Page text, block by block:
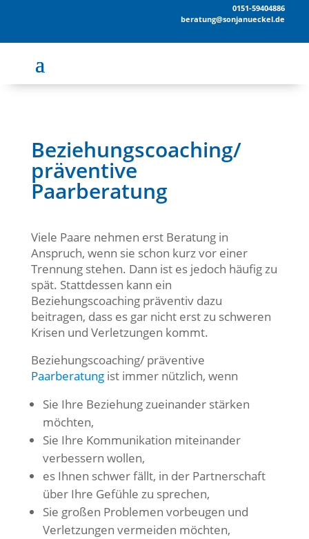
0151-59404886
beratung@sonjanueckel.de
Beziehungscoaching/
präventive
Paarberatung
Viele Paare nehmen erst Beratung in
Anspruch, wenn sie schon kurz vor einer
Trennung stehen. Dann ist es jedoch häufig zu
spät. Stattdessen kann ein
Beziehungscoaching präventiv dazu
beitragen, dass es gar nicht erst zu schweren
Krisen und Verletzungen kommt.
Beziehungscoaching/ präventive
Paarberatungist immer nützlich, wenn
Sie Ihre Beziehung zueinander stärken
möchten,
Sie Ihre Kommunikation miteinander
verbessern wollen,
es Ihnen schwer fällt, in der Partnerschaft
über Ihre Gefühle zu sprechen,
Sie großen Problemen vorbeugen und
Verletzungen vermeiden möchten,